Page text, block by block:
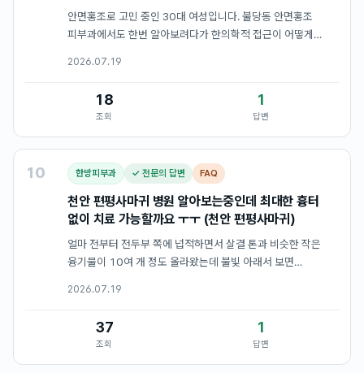
안면홍조로 고민 중인 30대 여성입니다. 불당동 안면홍조
피부과에서도 한번 알아보려다가 한의학적 접근이 어떻게
2026.07.19
18
조회
1
답변
10 한방피부과 ✓ 전문의 답변 FAQ
천안 편평사마귀 병원 알아보는중인데 최대한 흉터
없이 치료 가능할까요 ㅜㅜ (천안 편평사마귀)
얼마 전부터 전두부 쪽에 넙적하면서 살결 톤과 비슷한 작은
융기물이 10여 개 정도 올라왔는데 불빛 아래서 보면
2026.07.19
37
조회
1
답변